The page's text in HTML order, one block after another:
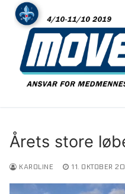
Spring
indhold
Årets store
KAROLINE 11. OKTOBER